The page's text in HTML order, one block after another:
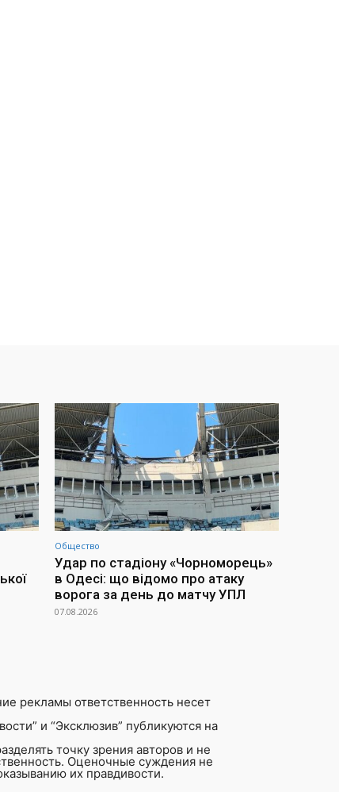
Общество
Удар по стадіону «Чорноморець»
в Одесі: що відомо про атаку
ворога за день до матчу УПЛ
07.08.2026
рекламы ответственность несет
и “Эксклюзив” публикуются на
точку зрения авторов и не
Оценочные суждения не
их правдивости.